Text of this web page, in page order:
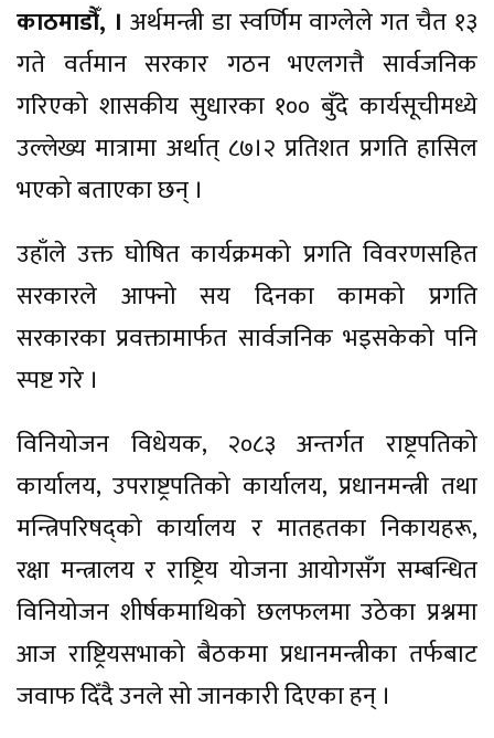
काठमाडौँ, । अर्थमन्त्री डा स्वर्णिम वाग्लेले गत चैत १३
गते वर्तमान सरकार गठन भएलगत्तै सार्वजनिक
गरिएको शासकीय सुधारका १०० बुँदे कार्यसूचीमध्ये
उल्लेख्य मात्रामा अर्थात् ८७।२ प्रतिशत प्रगति हासिल
भएको बताएका छन् ।
उहाँले उक्त घोषित कार्यक्रमको प्रगति विवरणसहित
सरकारले आफ्नो सय दिनका कामको प्रगति
सरकारका प्रवक्तामार्फत सार्वजनिक भइसकेको पनि
स्पष्ट गरे ।
विनियोजन विधेयक, २०८३ अन्तर्गत राष्ट्रपतिको
कार्यालय, उपराष्ट्रपतिको कार्यालय, प्रधानमन्त्री तथा
मन्त्रिपरिषद्को कार्यालय र मातहतका निकायहरू,
रक्षा मन्त्रालय र राष्ट्रिय योजना आयोगसँग सम्बन्धित
विनियोजन शीर्षकमाथिको छलफलमा उठेका प्रश्नमा
आज राष्ट्रियसभाको बैठकमा प्रधानमन्त्रीका तर्फबाट
जवाफ दिँदै उनले सो जानकारी दिएका हन् ।